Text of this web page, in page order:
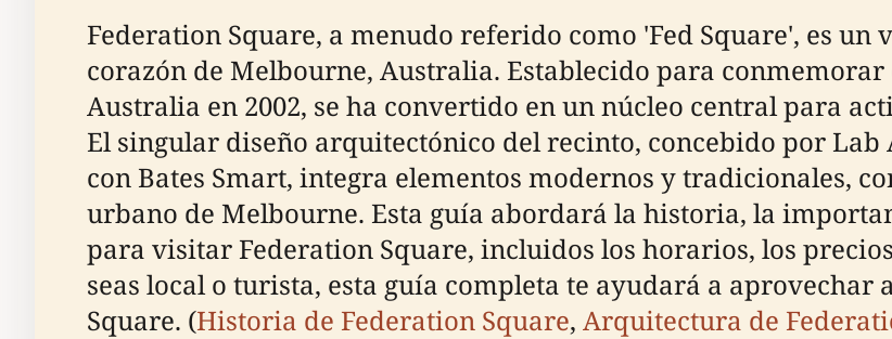
Federation Square, a menudo referido como 'Fed Square', es
corazón de Melbourne, Australia. Establecido para
Australia en 2002, se ha convertido en un núcleo central para
El singular diseño arquitectónico del recinto, concebido por
con Bates Smart, integra elementos modernos y tradicionales,
urbano de Melbourne. Esta guía abordará la historia, la
para visitar Federation Square, incluidos los horarios, los
seas local o turista, esta guía completa te ayudará a
Square. (Historia de Federation Square, Arquitectura de